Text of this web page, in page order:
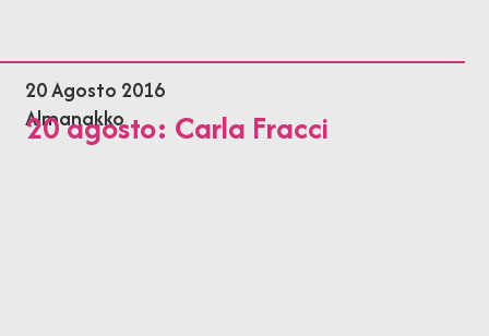
20 Agosto 2016
Almanakko
20 agosto: Carla Fracci